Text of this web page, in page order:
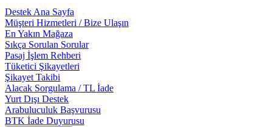
Destek Ana Sayfa
Müşteri Hizmetleri / Bize Ulaşın
En Yakın Mağaza
Sıkça Sorulan Sorular
Pasaj İşlem Rehberi
Tüketici Şikayetleri
Şikayet Takibi
Alacak Sorgulama / TL İade
Yurt Dışı Destek
Arabuluculuk Başvurusu
BTK İade Duyurusu